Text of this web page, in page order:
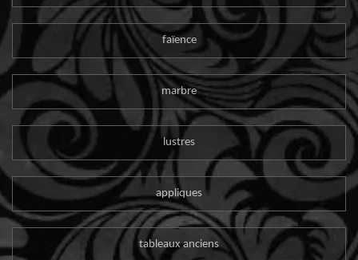
faïence
marbre
lustres
appliques
tableaux anciens